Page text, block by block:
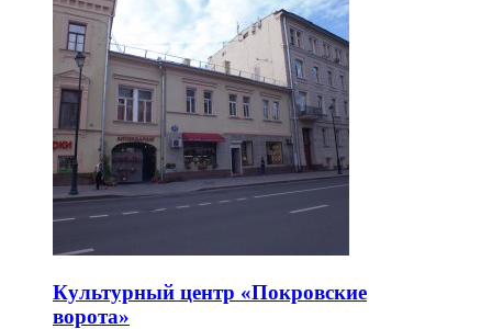
Культурный центр «Покровские
ворота»